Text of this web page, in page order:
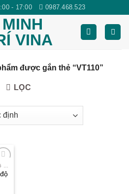
- 17:00 0987.468.523
được gắn thẻ “VT110”
LỌC